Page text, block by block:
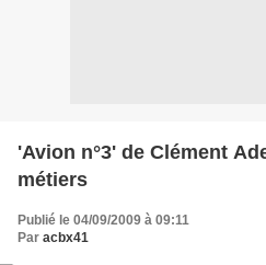
'Avion n°3' de Clément
métiers
Publié le 04/09/2009 à 09:11
Par acbx41